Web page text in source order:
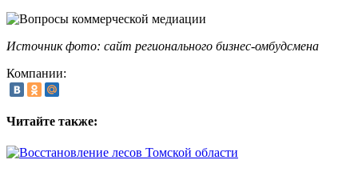
Источник фото: сайт регионального бизнес-омбудсмена
Компании:
Читайте также: